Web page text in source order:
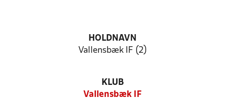
HOLDNAVN
Vallensbæk IF (2)
KLUB
Vallensbæk IF